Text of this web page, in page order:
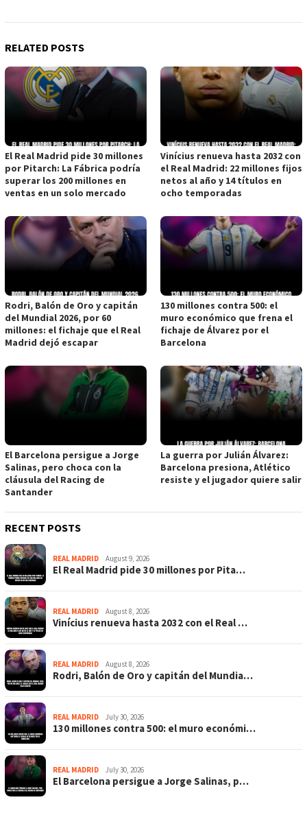
RELATED POSTS
El Real Madrid pide 30 millones
por Pitarch: La Fábrica podría
superar los 200 millones en
ventas en un solo mercado
Vinícius renueva hasta 2032 con
el Real Madrid: 22 millones fijos
netos al año y 14 títulos en
ocho temporadas
Rodri, Balón de Oro y capitán
del Mundial 2026, por 60
millones: el fichaje que el Real
Madrid dejó escapar
130 millones contra 500: el
muro económico que frena el
fichaje de Álvarez por el
Barcelona
El Barcelona persigue a Jorge
Salinas, pero choca con la
cláusula del Racing de
Santander
La guerra por Julián Álvarez:
Barcelona presiona, Atlético
resiste y el jugador quiere salir
RECENT POSTS
REAL MADRID August 9, 2026
El Real Madrid pide 30 millones por Pita…
REAL MADRID August 8, 2026
Vinícius renueva hasta 2032 con el Real …
REAL MADRID August 8, 2026
Rodri, Balón de Oro y capitán del Mundia…
REAL MADRID July 30, 2026
130 millones contra 500: el muro económi…
REAL MADRID July 30, 2026
El Barcelona persigue a Jorge Salinas, p…